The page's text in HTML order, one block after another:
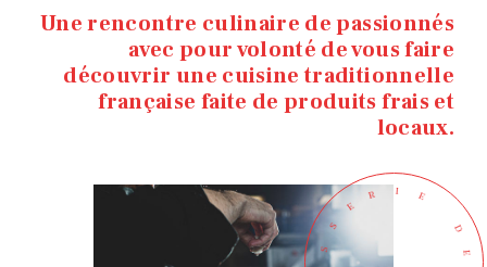
Une rencontre culinaire de passionnés
avec pour volonté de vous faire
découvrir une cuisine traditionnelle
française faite de produits frais et
locaux.
S
R